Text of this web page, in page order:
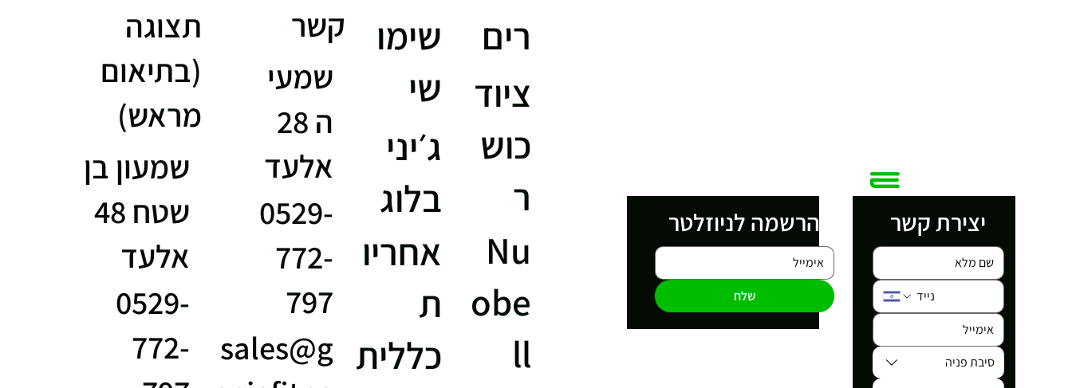
שימו
שי
ג׳יני
בלוג
אחריו
ת
כללית
רים
ציוד
כוש
ר
Nu
obe
ll
קשר
שמעי
ה 28
אלעד
0529-
772-
797
sales@g
תצוגה
(בתיאום
מראש)
שמעון בן
שטח 48
אלעד
0529-
772-
יצירת קשר
סיבת פניה
הרשמה לניוזלטר
שלח